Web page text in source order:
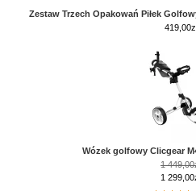
Zestaw Trzech Opakowań Piłek
419,00
Wózek golfowy Clicgear
1
1